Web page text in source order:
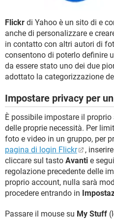
HARDWARE
Flickr di Yahoo è un sito di e
anche di personalizzare e
in contatto con altri autori di
consentono di poterlo definire
da essere stato uno dei due
adottato la categorizzazione
Impostare privacy per
È possibile impostare il
delle proprie necessità. Per
foto e video in un gruppo, per
pagina di login Flickr
,
cliccare sul tasto Avanti e
regolazione precedente delle
proprio account, nulla sarà
procedere entrando in
Passare il mouse su My Stuff